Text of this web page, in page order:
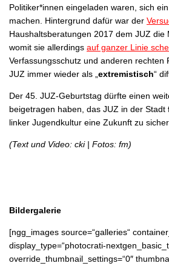
Politiker*innen eingeladen waren, sich
machen. Hintergrund dafür war der
Haushaltsberatungen 2017 dem JUZ die
womit sie allerdings auf ganzer Linie
Verfassungsschutz und anderen rechten
JUZ immer wieder als „extremistisch“
Der 45. JUZ-Geburtstag dürfte einen
beigetragen haben, das JUZ in der Stadt
linker Jugendkultur eine Zukunft zu
(Text und Video: cki | Fotos: fm)
Bildergalerie
[ngg_images source=“galleries“
display_type=“photocrati-
override_thumbnail_settings=“0″